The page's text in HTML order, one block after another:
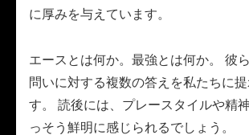
に厚みを与えています。
エースとは何か。最強とは何か。 彼
問いに対する複数の答えを私たちに
す。 読後には、プレースタイルや精
っそう鮮明に感じられるでしょう。